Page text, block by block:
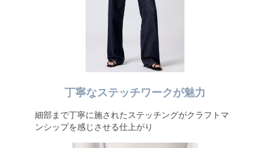
丁寧なステッチワークが魅力
細部まで丁寧に施されたステッチングがクラフトマ
ンシップを感じさせる仕上がり